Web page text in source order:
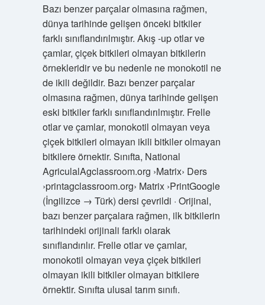
Bazı benzer parçalar olmasına rağmen,
dünya tarihinde gelişen önceki bitkiler
farklı sınıflandırılmıştır. Akış -up otlar ve
çamlar, çiçek bitkileri olmayan bitkilerin
örnekleridir ve bu nedenle ne monokotil ne
de ikili değildir. Bazı benzer parçalar
olmasına rağmen, dünya tarihinde gelişen
eski bitkiler farklı sınıflandırılmıştır. Frelle
otlar ve çamlar, monokotil olmayan veya
çiçek bitkileri olmayan ikili bitkiler olmayan
bitkilere örnektir. Sınıfta, National
AgriculalAgclassroom.org ›Matrix› Ders
›printagclassroom.org› Matrix ›PrintGoogle
(İngilizce → Türk) dersi çevrildi · Orijinal,
bazı benzer parçalara rağmen, ilk bitkilerin
tarihindeki orijinali farklı olarak
sınıflandırılır. Frelle otlar ve çamlar,
monokotil olmayan veya çiçek bitkileri
olmayan ikili bitkiler olmayan bitkilere
örnektir. Sınıfta ulusal tarım sınıfı.